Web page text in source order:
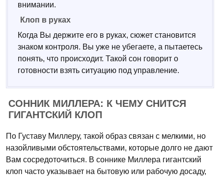
внимании.
Клоп в руках
Когда Вы держите его в руках, сюжет становится
знаком контроля. Вы уже не убегаете, а пытаетесь
понять, что происходит. Такой сон говорит о
готовности взять ситуацию под управление.
СОННИК МИЛЛЕРА: К ЧЕМУ СНИТСЯ
ГИГАНТСКИЙ КЛОП
По Густаву Миллеру, такой образ связан с мелкими, но
назойливыми обстоятельствами, которые долго не дают
Вам сосредоточиться. В соннике Миллера гигантский
клоп часто указывает на бытовую или рабочую досаду,